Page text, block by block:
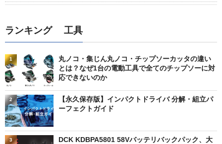
ランキング 工具
丸ノコ・集じん丸ノコ・チップソーカッタの違い
とは？なぜ1台の電動工具で全てのチップソーに対
応できないのか
1
【永久保存版】インパクトドライバ 分解・組立パ
ーフェクトガイド
2
DCK KDBPA5801 58Vバッテリバックパック、大
3